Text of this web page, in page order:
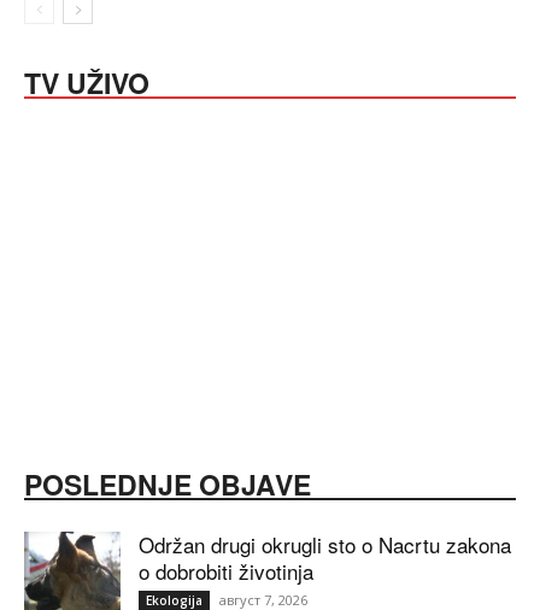
TV UŽIVO
POSLEDNJE OBJAVE
Održan drugi okrugli sto o Nacrtu zakona
o dobrobiti životinja
Ekologija август 7, 2026